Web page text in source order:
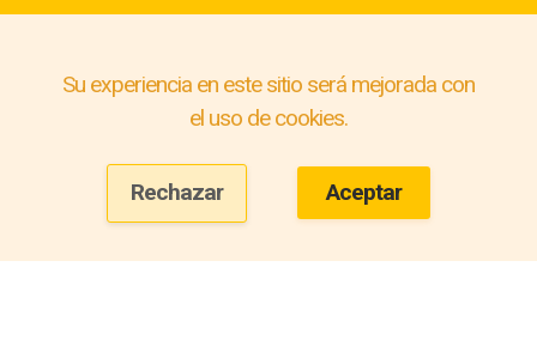
Su experiencia en este sitio será mejorada con
el uso de cookies.
Rechazar Aceptar